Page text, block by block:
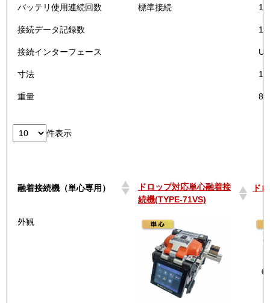
バッテリ使用連続回数 標準接続
接続データ記録数
接続インターフェース
寸法
重量
件表示
融着接続機（単心専用）
ドロップ対応単心融着接
続機(TYPE-71VS)
ド
融着接続機（単心専用）
ドロップ対応単心融着接
続機(TYPE-71VS)
ド
外観